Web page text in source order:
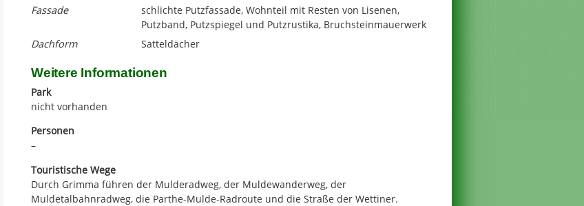
Fassade
schlichte Putzfassade, Wohnteil mit Resten von Lisenen,
Putzband, Putzspiegel und Putzrustika, Bruchsteinmauerwerk
Dachform
Satteldächer
Weitere Informationen
Park
nicht vorhanden
Personen
–
Touristische Wege
Durch Grimma führen der Mulderadweg, der Muldewanderweg, der
Muldetalbahnradweg, die Parthe-Mulde-Radroute und die Straße der Wettiner.